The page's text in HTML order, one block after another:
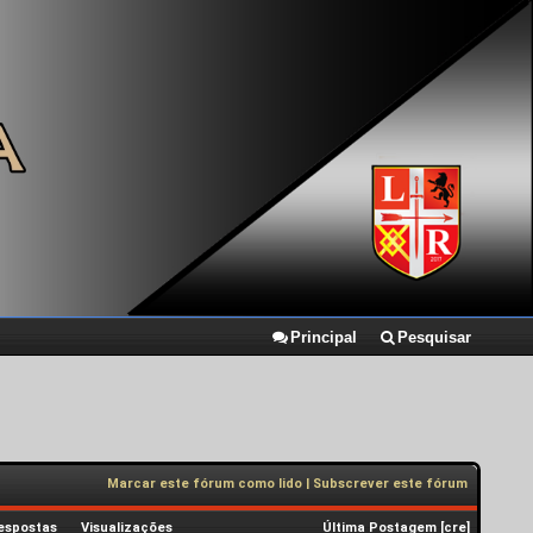
Principal Pesquisar
Marcar este fórum como lido | Subscrever este fórum
Visualizações Última Postagem [cre]